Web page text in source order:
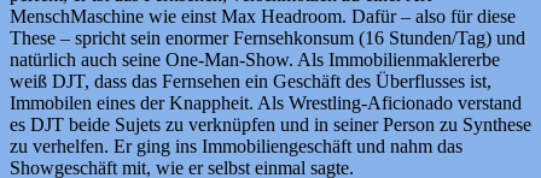
MenschMaschine wie einst Max Headroom. Dafür – also für diese
These – spricht sein enormer Fernsehkonsum (16 Stunden/Tag) und
natürlich auch seine One-Man-Show. Als Immobilienmaklererbe
weiß DJT, dass das Fernsehen ein Geschäft des Überflusses ist,
Immobilen eines der Knappheit. Als Wrestling-Aficionado verstand
es DJT beide Sujets zu verknüpfen und in seiner Person zu Synthese
zu verhelfen. Er ging ins Immobiliengeschäft und nahm das
Showgeschäft mit, wie er selbst einmal sagte.